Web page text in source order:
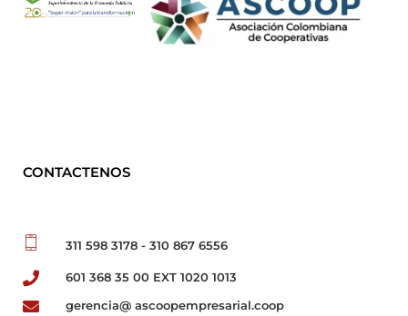
CONTACTENOS
311 598 3178 - 310 867 6556
601 368 35 00 EXT 1020 1013
gerencia@ ascoopempresarial.coop